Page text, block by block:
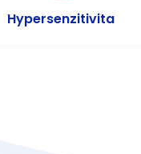
Hypersenzitivita